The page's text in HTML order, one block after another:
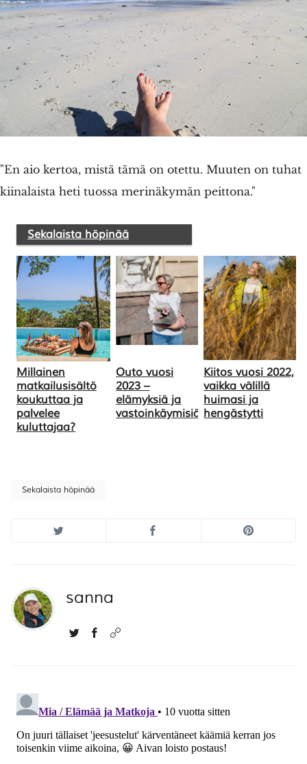
"En aio kertoa, mistä tämä on otettu. Muuten on tuhat
kiinalaista heti tuossa merinäkymän peittona."
Sekalaista höpinää
Millainen
matkailusisältö
koukuttaa ja
palvelee
kuluttajaa?
Outo vuosi
2023 –
elämyksiä ja
vastoinkäymisiä
Kiitos vuosi 2022,
vaikka välillä
huimasi ja
hengästytti
Sekalaista höpinää
sanna